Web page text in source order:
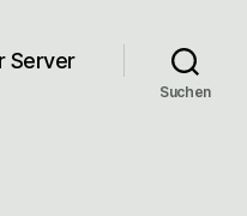
Server
Suchen